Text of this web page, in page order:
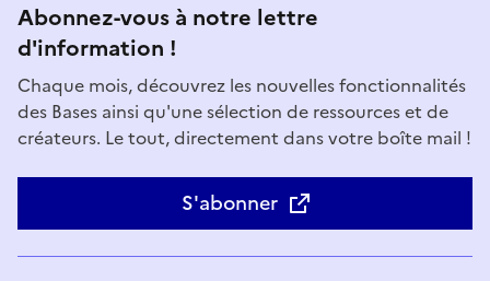
Abonnez-vous à notre lettre
d'information !
Chaque mois, découvrez les nouvelles fonctionnalités
des Bases ainsi qu'une sélection de ressources et de
créateurs. Le tout, directement dans votre boîte mail !
S'abonner